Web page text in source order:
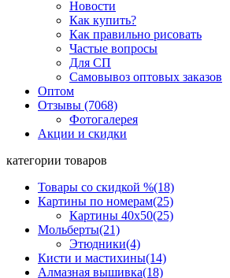
Новости
Как купить?
Как правильно рисовать
Частые вопросы
Для СП
Самовывоз оптовых заказов
Оптом
Отзывы (7068)
Фотогалерея
Акции и скидки
категории товаров
Товары со скидкой %(18)
Картины по номерам(25)
Картины 40x50(25)
Мольберты(21)
Этюдники(4)
Кисти и мастихины(14)
Алмазная вышивка(18)